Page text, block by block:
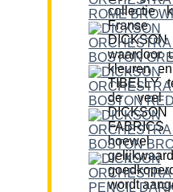
collectie
Franse
waardoor
kleuren
TIBELLY
de veel
hoewel
wordt